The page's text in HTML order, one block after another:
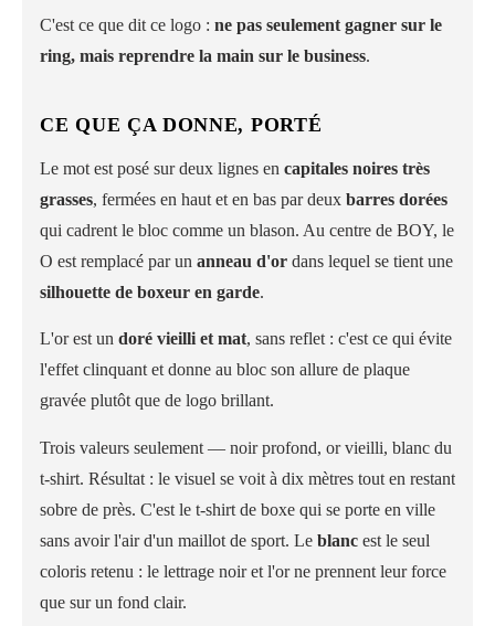
C'est ce que dit ce logo : ne pas seulement gagner sur le
ring, mais reprendre la main sur le business.
CE QUE ÇA DONNE, PORTÉ
Le mot est posé sur deux lignes en capitales noires très
grasses, fermées en haut et en bas par deux barres dorées
qui cadrent le bloc comme un blason. Au centre de BOY, le
O est remplacé par un anneau d'or dans lequel se tient une
silhouette de boxeur en garde.
L'or est un doré vieilli et mat, sans reflet : c'est ce qui évite
l'effet clinquant et donne au bloc son allure de plaque
gravée plutôt que de logo brillant.
Trois valeurs seulement — noir profond, or vieilli, blanc du
t-shirt. Résultat : le visuel se voit à dix mètres tout en restant
sobre de près. C'est le t-shirt de boxe qui se porte en ville
sans avoir l'air d'un maillot de sport. Le blanc est le seul
coloris retenu : le lettrage noir et l'or ne prennent leur force
que sur un fond clair.